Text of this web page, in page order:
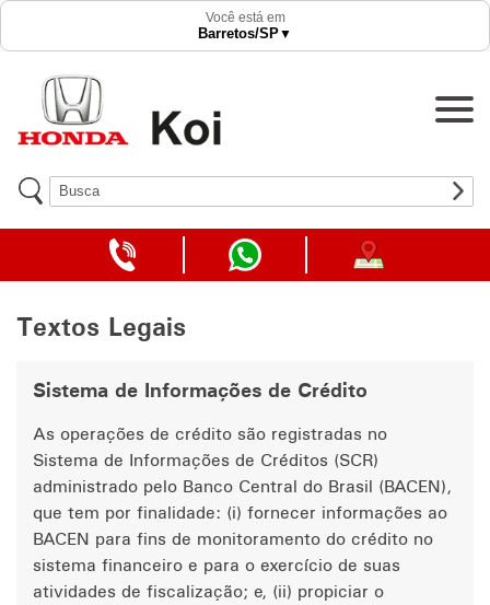
Você está em
Barretos/SP▼
Acessórios
Recall
Agendar Revisão
Contato
Trabalhe conosco
Canal de Denúncia
TELEFONE
DA
WHATSAPP
DA
COMO
CHEGAR
Textos Legais
Sistema de Informações de Crédito
As operações de crédito são registradas no
Sistema de Informações de Créditos (SCR)
administrado pelo Banco Central do Brasil (BACEN),
que tem por finalidade: (i) fornecer informações ao
BACEN para fins de monitoramento do crédito no
sistema financeiro e para o exercício de suas
atividades de fiscalização; e, (ii) propiciar o